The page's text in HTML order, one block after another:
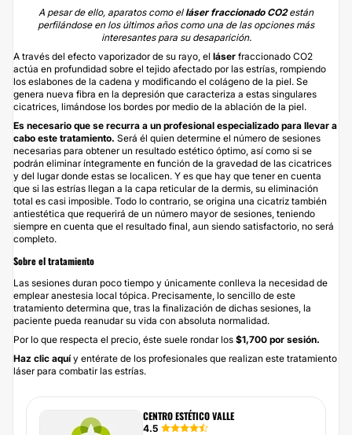
A pesar de ello, aparatos como el láser fraccionado CO2están
perfilándose en los últimos años como una de las opciones más
interesantes para su desaparición.
A través del efecto vaporizador de su rayo, el láser fraccionado CO2
actúa en profundidad sobre el tejido afectado por las estrías, rompiendo
los eslabones de la cadena y modificando el colágeno de la piel. Se
genera nueva fibra en la depresión que caracteriza a estas singulares
cicatrices, limándose los bordes por medio de la ablación de la piel.
Es necesario que se recurra a un profesional especializado para llevar a
cabo este tratamiento. Será él quien determine el número de sesiones
necesarias para obtener un resultado estético óptimo, así como si se
podrán eliminar íntegramente en función de la gravedad de las cicatrices
y del lugar donde estas se localicen. Y es que hay que tener en cuenta
que si las estrías llegan a la capa reticular de la dermis, su eliminación
total es casi imposible. Todo lo contrario, se origina una cicatriz también
antiestética que requerirá de un número mayor de sesiones, teniendo
siempre en cuenta que el resultado final, aun siendo satisfactorio, no será
completo.
Sobre el tratamiento
Las sesiones duran poco tiempo y únicamente conlleva la necesidad de
emplear anestesia local tópica. Precisamente, lo sencillo de este
tratamiento determina que, tras la finalización de dichas sesiones, la
paciente pueda reanudar su vida con absoluta normalidad.
Por lo que respecta el precio, éste suele rondar los $1,700 por sesión.
Haz clic aquí y entérate de los profesionales que realizan este tratamiento
láser para combatir las estrías.
CENTRO ESTÉTICO VALLE
4.5